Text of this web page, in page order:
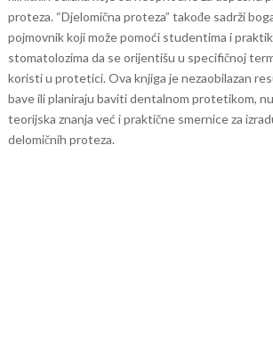
proteza. “Djelomična proteza” takođe sadrži
pojmovnik koji može pomoći studentima i
stomatolozima da se orijentišu u specifičnoj
koristi u protetici. Ova knjiga je nezaobilazan
bave ili planiraju baviti dentalnom protetikom,
teorijska znanja već i praktične smernice za
delomičnih proteza.